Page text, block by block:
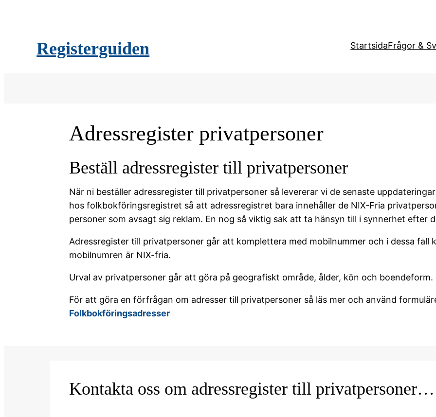
Registerguiden StartsidaFrågor &
Adressregister privatpersoner
Beställ adressregister till privatpersoner
När ni beställer adressregister till privatpersoner så levererar vi de senaste
hos folkbokföringsregistret så att adressregistret bara innehåller de NIX-Fria
personer som avsagt sig reklam. En nog så viktig sak att ta hänsyn till i synnerhet efter
Adressregister till privatpersoner går att komplettera med mobilnummer och i dessa fall
mobilnumren är NIX-fria.
Urval av privatpersoner går att göra på geografiskt område, ålder, kön och boendeform.
För att göra en förfrågan om adresser till privatpersoner så läs mer och använd
Folkbokföringsadresser
Kontakta oss om adressregister till privatpersoner…